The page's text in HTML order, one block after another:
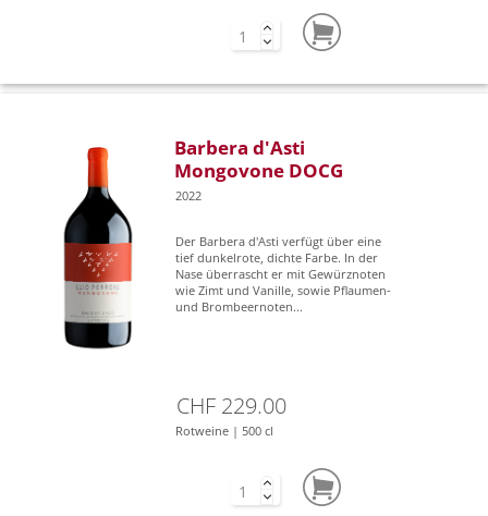
Barbera d'Asti
Mongovone DOCG
2022
Der Barbera d'Asti verfügt über eine
tief dunkelrote, dichte Farbe. In der
Nase überrascht er mit Gewürznoten
wie Zimt und Vanille, sowie Pflaumen-
und Brombeernoten...
CHF 229.00
Rotweine | 500 cl